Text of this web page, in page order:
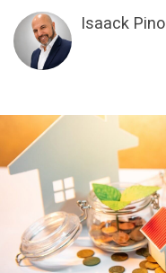
Isaack Pino